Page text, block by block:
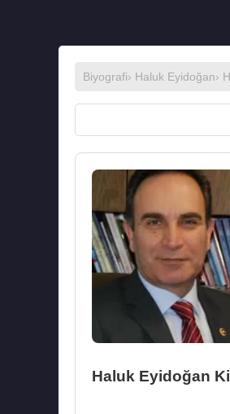
Biyografi› Haluk Eyidoğan›
Haluk Eyidoğan